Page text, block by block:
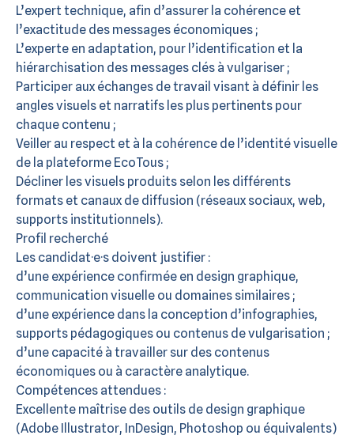
L’expert technique, afin d’assurer la cohérence et
l’exactitude des messages économiques ;
L’experte en adaptation, pour l’identification et la
hiérarchisation des messages clés à vulgariser ;
Participer aux échanges de travail visant à définir les
angles visuels et narratifs les plus pertinents pour
chaque contenu ;
Veiller au respect et à la cohérence de l’identité visuelle
de la plateforme EcoTous ;
Décliner les visuels produits selon les différents
formats et canaux de diffusion (réseaux sociaux, web,
supports institutionnels).
Profil recherché
Les candidat·e·s doivent justifier :
d’une expérience confirmée en design graphique,
communication visuelle ou domaines similaires ;
d’une expérience dans la conception d’infographies,
supports pédagogiques ou contenus de vulgarisation ;
d’une capacité à travailler sur des contenus
économiques ou à caractère analytique.
Compétences attendues :
Excellente maîtrise des outils de design graphique
(Adobe Illustrator, InDesign, Photoshop ou équivalents)